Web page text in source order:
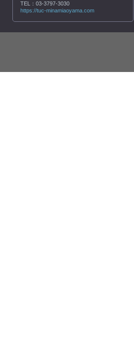
TEL：03-3797-3030
https://tuc-minamiaoyama.com